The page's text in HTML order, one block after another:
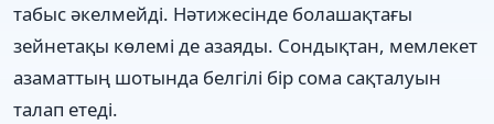
табыс әкелмейді. Нәтижесінде болашақтағы
зейнетақы көлемі де азаяды. Сондықтан, мемлекет
азаматтың шотында белгілі бір сома сақталуын
талап етеді.